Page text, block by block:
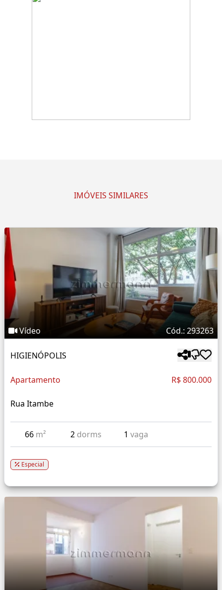
IMÓVEIS SIMILARES
Vídeo Cód.: 293263
HIGIENÓPOLIS
Apartamento R$ 800.000
Rua Itambe
66 m² 2 dorms 1vaga
Especial